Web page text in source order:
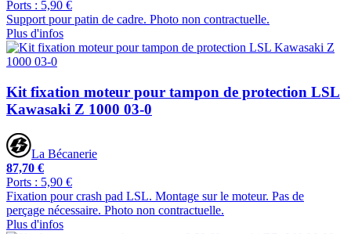
Ports : 5,90 €
Support pour patin de cadre. Photo non contractuelle.
Plus d'infos
Kit fixation moteur pour tampon de protection LSL
Kawasaki Z 1000 03-0
La Bécanerie
87,70 €
Ports : 5,90 €
Fixation pour crash pad LSL. Montage sur le moteur. Pas de
perçage nécessaire. Photo non contractuelle.
Plus d'infos